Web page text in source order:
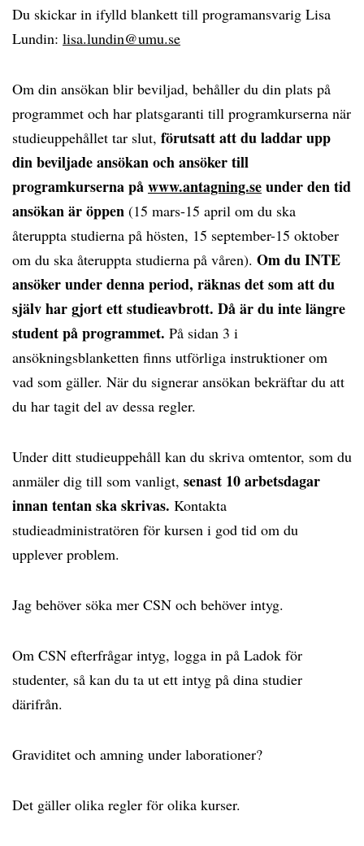
Du skickar in ifylld blankett till programansvarig Lisa
Lundin: lisa.lundin@umu.se
Om din ansökan blir beviljad, behåller du din plats på
programmet och har platsgaranti till programkurserna när
studieuppehållet tar slut, förutsatt att du laddar upp
din beviljade ansökan och ansöker till
programkurserna påwww.antagning.seunder den tid
ansökan är öppen (15 mars-15 april om du ska
återuppta studierna på hösten, 15 september-15 oktober
om du ska återuppta studierna på våren). Om du INTE
ansöker under denna period, räknas det som att du
själv har gjort ett studieavbrott. Då är du inte längre
student på programmet. På sidan 3 i
ansökningsblanketten finns utförliga instruktioner om
vad som gäller. När du signerar ansökan bekräftar du att
du har tagit del av dessa regler.
Under ditt studieuppehåll kan du skriva omtentor, som du
anmäler dig till som vanligt, senast 10 arbetsdagar
innan tentan ska skrivas. Kontakta
studieadministratören för kursen i god tid om du
upplever problem.
Jag behöver söka mer CSN och behöver intyg.
Om CSN efterfrågar intyg, logga in på Ladok för
studenter, så kan du ta ut ett intyg på dina studier
därifrån.
Graviditet och amning under laborationer?
Det gäller olika regler för olika kurser.